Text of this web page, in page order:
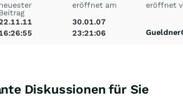
neuester
Beitrag
eröffnet am
30.01.07
23:21:06
eröffnet
Diskussionen für Sie